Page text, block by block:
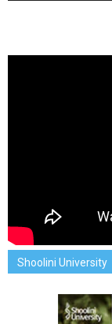
Shoolini University